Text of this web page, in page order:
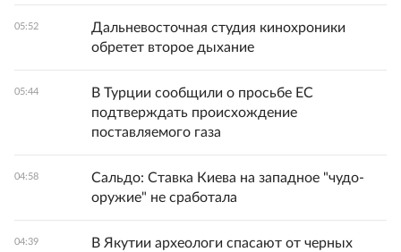
05:52
Дальневосточная студия кинохроники
обретет второе дыхание
05:44
В Турции сообщили о просьбе ЕС
подтверждать происхождение
поставляемого газа
04:58
Сальдо: Ставка Киева на западное "чудо-
оружие" не сработала
04:39
В Якутии археологи спасают от черных